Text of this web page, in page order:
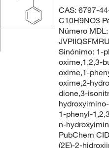
CAS: 6797-
C10H9NO3
Número
Sinónimo: 1-
oxime,1,2,3-
oxime,1-
oxime,2-
dione,3-
1-phenyl-
n-
PubChem
(2E)-2-